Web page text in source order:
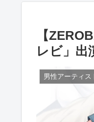
【
レビ」出
男性アーティス